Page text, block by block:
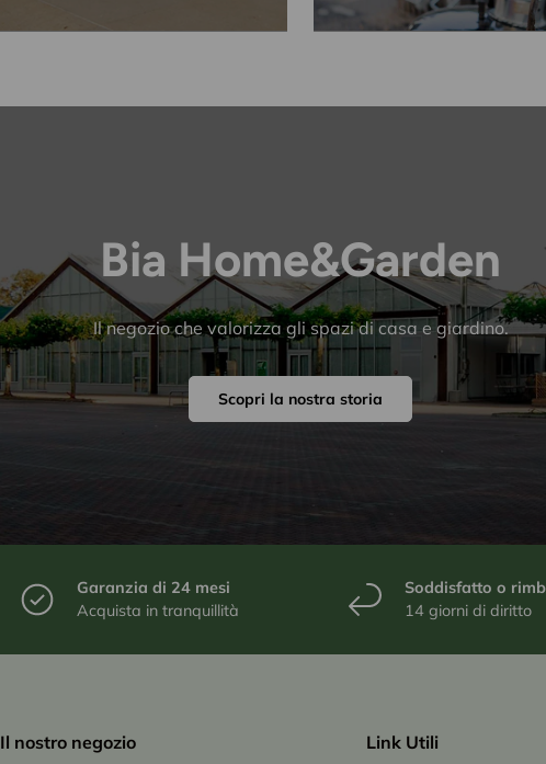
Bia Home&Garden
Il negozio che valorizza gli spazi di casa e giardino.
Scopri la nostra storia
Garanzia di 24 mesi
Acquista in tranquillità
Soddisfatto o
14 giorni di diritto
Il nostro negozio
Link Utili